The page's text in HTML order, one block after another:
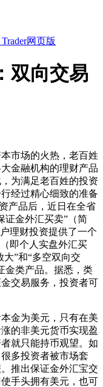
网页版
双向交易
市场的火热，老百姓
金融机构的理财产品
为满足老百姓的投资
经过精心细致的准备
产品后，近日在全省
金外汇买卖”（简
理财投资提供了一个
即个人实盘外汇买
”和“多空双向交
金类产品。据悉，类
交易服务，投资者可
金为美元，只有在美
的非美元货币实现盈
就只能持币观望。如
多投资者被市场套
推出保证金外汇宝交
手头拥有美元，也可